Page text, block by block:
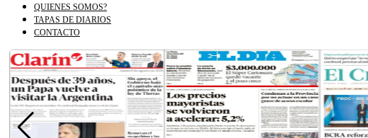
QUIENES SOMOS?
TAPAS DE DIARIOS
CONTACTO